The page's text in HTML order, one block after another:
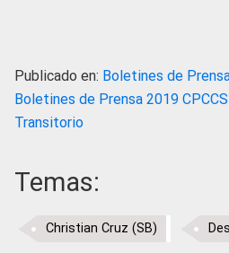
Publicado en: Boletines de
Boletines de Prensa 2019
Transitorio
Temas:
Christian Cruz (SB)